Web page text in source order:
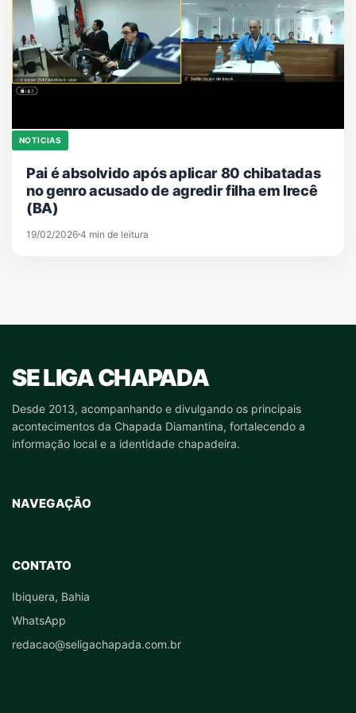
NOTICIAS
Pai é absolvido após aplicar 80 chibatadas
no genro acusado de agredir filha em Irecê
(BA)
19/02/2026 4 min de leitura
SE LIGA CHAPADA
Desde 2013, acompanhando e divulgando os principais
acontecimentos da Chapada Diamantina, fortalecendo a
informação local e a identidade chapadeira.
NAVEGAÇÃO
CONTATO
Ibiquera, Bahia
WhatsApp
redacao@seligachapada.com.br